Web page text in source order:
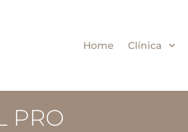
Home Clínica
PRO